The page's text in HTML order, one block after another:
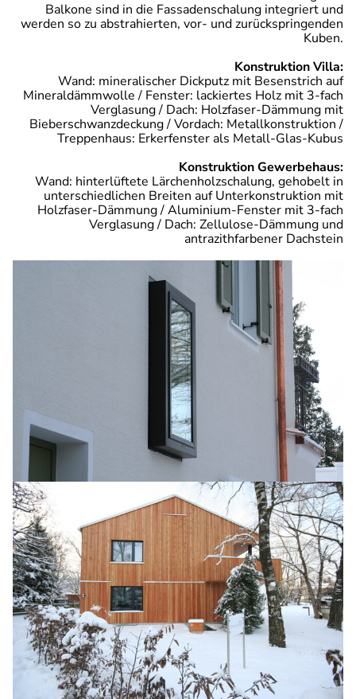
Balkone sind in die Fassadenschalung integriert und
werden so zu abstrahierten, vor- und zurückspringenden
Kuben.
Konstruktion Villa:
Wand: mineralischer Dickputz mit Besenstrich auf
Mineraldämmwolle / Fenster: lackiertes Holz mit 3-fach
Verglasung / Dach: Holzfaser-Dämmung mit
Bieberschwanzdeckung / Vordach: Metallkonstruktion /
Treppenhaus: Erkerfenster als Metall-Glas-Kubus
Konstruktion Gewerbehaus:
Wand: hinterlüftete Lärchenholzschalung, gehobelt in
unterschiedlichen Breiten auf Unterkonstruktion mit
Holzfaser-Dämmung / Aluminium-Fenster mit 3-fach
Verglasung / Dach: Zellulose-Dämmung und
antrazithfarbener Dachstein